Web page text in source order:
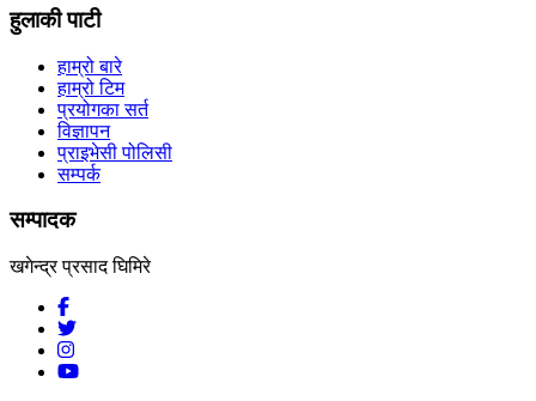
हुलाकी पाटी
हाम्रो बारे
हाम्रो टिम
प्रयोगका सर्त
विज्ञापन
प्राइभेसी पोलिसी
सम्पर्क
सम्पादक
खगेन्द्र प्रसाद घिमिरे